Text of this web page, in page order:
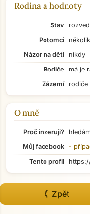
Rodina a hodnoty
Stav
Potomci
několik
Názor na děti
nikdy
Rodiče
má je
Zázemí
rodiče
O mně
Proč inzeruji?
Můj facebook
-
Tento profil
《 Zpět